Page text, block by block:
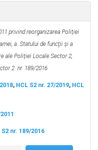
privind reorganizarea Poliției
a Statului de funcţii și a
ale Poliției Locale Sector 2,
2 nr. 189/2016
, HCL S2 nr. 27/2019, HCL
S2 nr. 189/2016